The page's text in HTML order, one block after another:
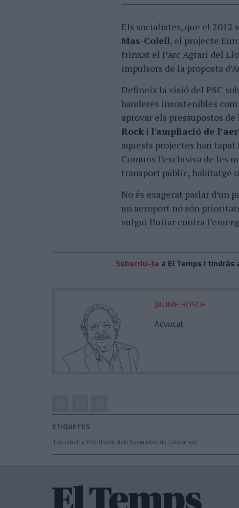
Els socialistes, que el 2012
Mas-Colell, el projecte
trinxat el Parc Agrari del
impulsors de la proposta
Defineix la visió del PSC
banderes insostenibles
aprovar els pressupostos
Rock i l'ampliació de
aquests projectes han
Comuns l’exclusiva de les
transport públic, habitatge
No és exagerat parlar d’un
un aeroport no són
vulgui lluitar contra
Subscriu-te a El Temps i
JAUME BOSCH
Advocat
amic
ETIQUETES
lluís rabell PSC (Partit dels Socialistes de Catalunya)